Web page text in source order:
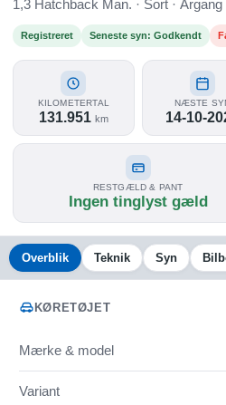
1,3 Hatchback Man. · Sort · Årgang
Registreret Seneste syn: Godkendt
KILOMETERTAL
131.951 km
NÆSTE
14-10-
RESTGÆLD & PANT
Ingen tinglyst gæld
Overblik Teknik Syn
KØRETØJET
Mærke & model
Variant